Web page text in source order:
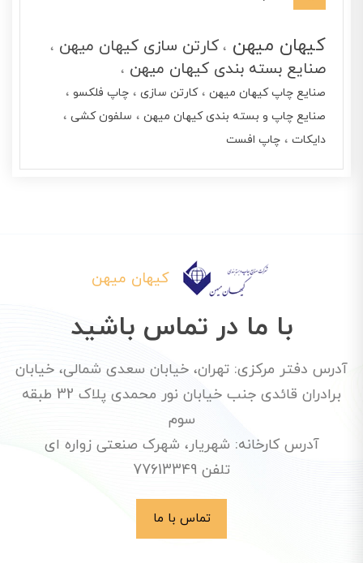
کیهان میهن
کارتن سازی کیهان میهن
صنایع بسته بندی کیهان میهن
صنایع چاپ کیهان میهن کارتن سازی
چاپ فلکسو
صنایع چاپ و بسته بندی کیهان میهن
سلفون کشی
دایکات
چاپ افست
کیهان میهن
با ما در تماس باشید
آدرس دفتر مرکزی: تهران، خیابان سعدی شمالی، خیابان
برادران قائدی جنب خیابان نور محمدی پلاک 32 طبقه
سوم
آدرس کارخانه: شهریار، شهرک صنعتی زواره ای
تلفن 77613349
تماس با ما